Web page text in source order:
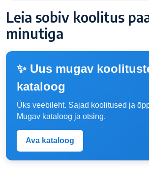
Leia sobiv koolitus
minutiga
✨ Uus mugav
kataloog
Üks veebileht. Sajad koolitused ja
Mugav kataloog ja otsing.
Ava kataloog